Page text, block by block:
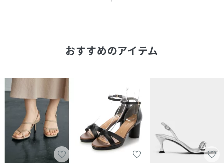
おすすめのアイテム